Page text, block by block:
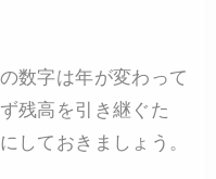
数字は年が変わって
残高を引き継ぐた
しておきましょう。